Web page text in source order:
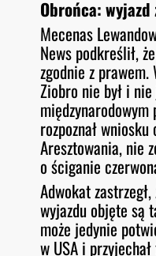
Obrońca:
Mecenas
News podkreślił,
zgodnie z prawem.
Ziobro nie był i
rozpoznał
Aresztowania, nie
o ściganie
Adwokat
wyjazdu objęte są
może jedynie
w USA i